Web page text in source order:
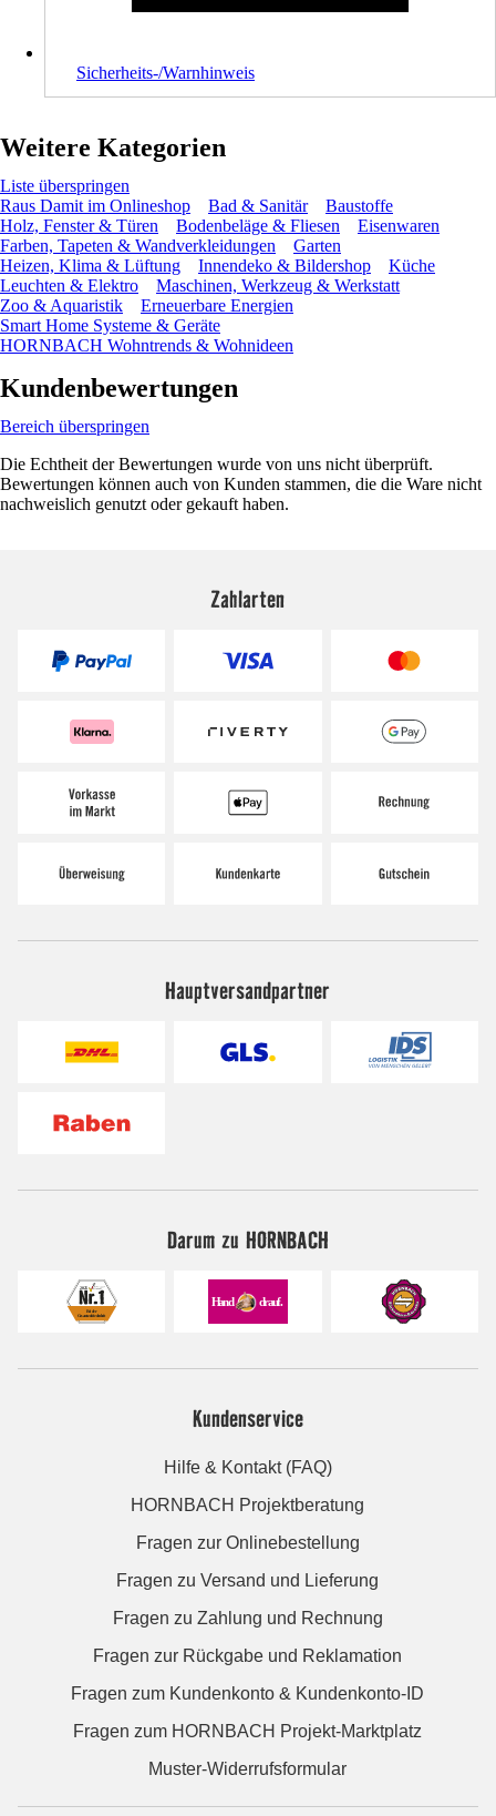
Sicherheits-/Warnhinweis
Weitere Kategorien
Liste überspringen
Raus Damit im Onlineshop
Bad & Sanitär
Baustoffe
Holz, Fenster & Türen
Bodenbeläge & Fliesen
Eisenwaren
Farben, Tapeten & Wandverkleidungen
Garten
Heizen, Klima & Lüftung
Innendeko & Bildershop
Küche
Leuchten & Elektro
Maschinen, Werkzeug & Werkstatt
Zoo & Aquaristik
Erneuerbare Energien
Smart Home Systeme & Geräte
HORNBACH Wohntrends & Wohnideen
Kundenbewertungen
Bereich überspringen
Die Echtheit der Bewertungen wurde von uns nicht überprüft.
Bewertungen können auch von Kunden stammen, die die Ware nicht
nachweislich genutzt oder gekauft haben.
Zahlarten
Hauptversandpartner
Darum zu HORNBACH
Kundenservice
Hilfe & Kontakt (FAQ)
HORNBACH Projektberatung
Fragen zur Onlinebestellung
Fragen zu Versand und Lieferung
Fragen zu Zahlung und Rechnung
Fragen zur Rückgabe und Reklamation
Fragen zum Kundenkonto & Kundenkonto-ID
Fragen zum HORNBACH Projekt-Marktplatz
Muster-Widerrufsformular